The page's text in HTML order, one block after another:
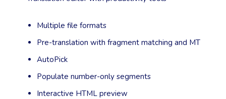
Multiple file formats
Pre-translation with fragment matching and MT
AutoPick
Populate number-only segments
Interactive HTML preview